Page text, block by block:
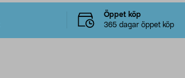
Öppet köp
365 dagar öppet köp